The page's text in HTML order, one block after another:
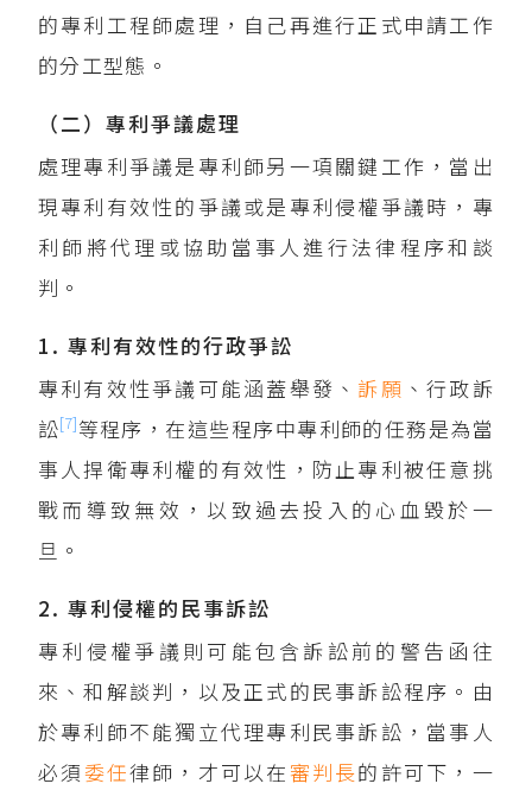
的專利工程師處理，自己再進行正式申請工作
的分工型態。
（二）專利爭議處理
處理專利爭議是專利師另一項關鍵工作，當出
現專利有效性的爭議或是專利侵權爭議時，專
利師將代理或協助當事人進行法律程序和談
判。
1. 專利有效性的行政爭訟
專利有效性爭議可能涵蓋舉發、 訴願 、行政訴
訟[7]等程序，在這些程序中專利師的任務是為當
事人捍衛專利權的有效性，防止專利被任意挑
戰而導致無效，以致過去投入的心血毀於一
旦。
2. 專利侵權的民事訴訟
專利侵權爭議則可能包含訴訟前的警告函往
來、和解談判，以及正式的民事訴訟程序。由
於專利師不能獨立代理專利民事訴訟，當事人
必須委任律師，才可以在審判長的許可下，一